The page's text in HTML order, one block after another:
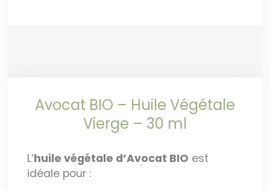
Avocat BIO – Huile Végétale
Vierge – 30 ml
L’huile végétale d’Avocat BIO est
idéale pour :